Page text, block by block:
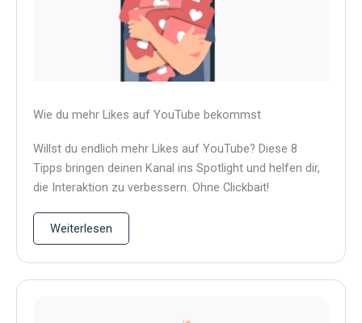
Wie du mehr Likes auf YouTube bekommst
Willst du endlich mehr Likes auf YouTube? Diese 8
Tipps bringen deinen Kanal ins Spotlight und helfen dir,
die Interaktion zu verbessern. Ohne Clickbait!
Weiterlesen